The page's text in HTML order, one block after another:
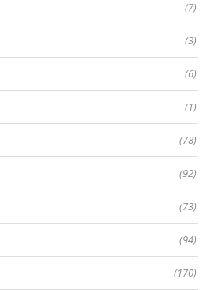
(7)
(3)
(6)
(1)
(78)
(92)
(73)
(94)
(170)